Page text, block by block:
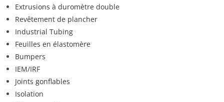
Extrusions à duromètre double
Revêtement de plancher
Industrial Tubing
Feuilles en élastomère
Bumpers
IEM/IRF
Joints gonflables
Isolation